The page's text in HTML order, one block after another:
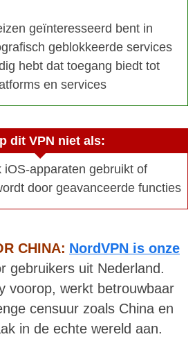
geïnteresseerd bent in
geblokkeerde services
hebt dat toegang biedt tot
en services
dit VPN niet als:
iOS-apparaten gebruikt of
door geavanceerde functies
CHINA: NordVPN is onze
gebruikers uit Nederland.
voorop, werkt betrouwbaar
censuur zoals China en
in de echte wereld aan.